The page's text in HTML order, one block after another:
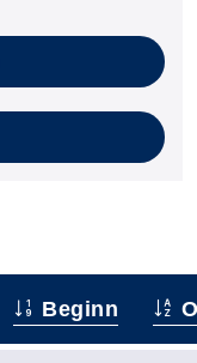
Beginn